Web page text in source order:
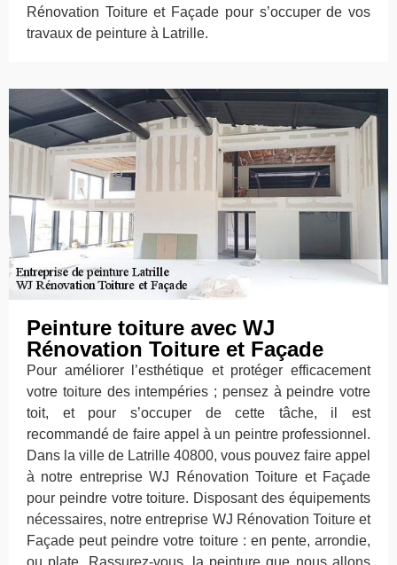
Rénovation Toiture et Façade pour s’occuper de vos
travaux de peinture à Latrille.
Peinture toiture avec WJ
Rénovation Toiture et Façade
Pour améliorer l’esthétique et protéger efficacement
votre toiture des intempéries ; pensez à peindre votre
toit, et pour s’occuper de cette tâche, il est
recommandé de faire appel à un peintre professionnel.
Dans la ville de Latrille 40800, vous pouvez faire appel
à notre entreprise WJ Rénovation Toiture et Façade
pour peindre votre toiture. Disposant des équipements
nécessaires, notre entreprise WJ Rénovation Toiture et
Façade peut peindre votre toiture : en pente, arrondie,
ou plate. Rassurez-vous, la peinture que nous allons